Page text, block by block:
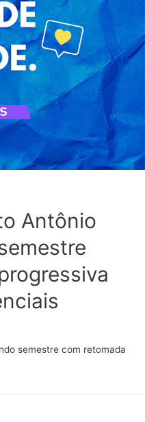
Antônio
semestre com retomada